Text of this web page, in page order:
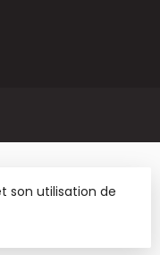
son utilisation de